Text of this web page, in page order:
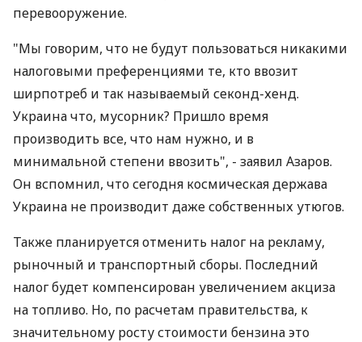
перевооружение.
"Мы говорим, что не будут пользоваться никакими
налоговыми преференциями те, кто ввозит
ширпотреб и так называемый секонд-хенд.
Украина что, мусорник? Пришло время
производить все, что нам нужно, и в
минимальной степени ввозить", - заявил Азаров.
Он вспомнил, что сегодня космическая держава
Украина не производит даже собственных утюгов.
Также планируется отменить налог на рекламу,
рыночный и транспортный сборы. Последний
налог будет компенсирован увеличением акциза
на топливо. Но, по расчетам правительства, к
значительному росту стоимости бензина это